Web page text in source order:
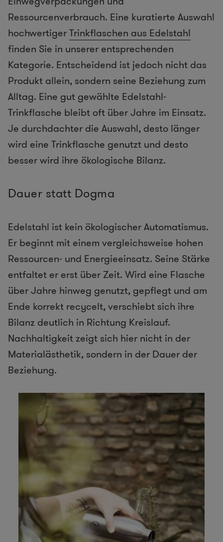
Ressourcenverbrauch. Eine kuratierte Auswahl
hochwertigerTrinkflaschen aus Edelstahl
finden Sie in unserer entsprechenden
Kategorie. Entscheidend ist jedoch nicht das
Produkt allein, sondern seine Beziehung zum
Alltag. Eine gut gewählte Edelstahl-
Trinkflasche bleibt oft über Jahre im Einsatz.
Je durchdachter die Auswahl, desto länger
wird eine Trinkflasche genutzt und desto
besser wird ihre ökologische Bilanz.
Dauer statt Dogma
Edelstahl ist kein ökologischer Automatismus.
Er beginnt mit einem vergleichsweise hohen
Ressourcen- und Energieeinsatz. Seine Stärke
entfaltet er erst über Zeit. Wird eine Flasche
über Jahre hinweg genutzt, gepflegt und am
Ende korrekt recycelt, verschiebt sich ihre
Bilanz deutlich in Richtung Kreislauf.
Nachhaltigkeit zeigt sich hier nicht in der
Materialästhetik, sondern in der Dauer der
Beziehung.